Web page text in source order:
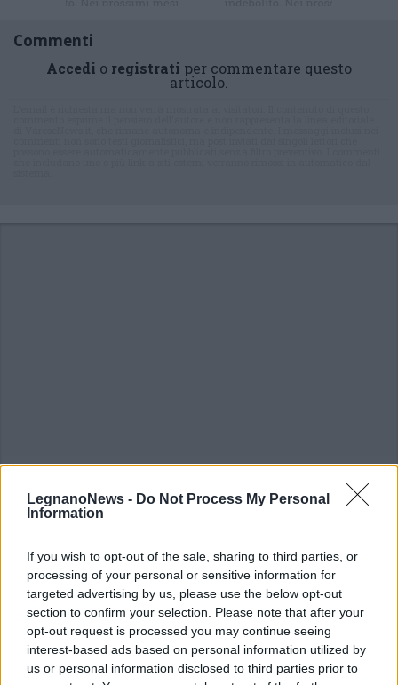
LegnanoNews - Do Not Process My Personal
Information
If you wish to opt-out of the sale, sharing to third parties, or
processing of your personal or sensitive information for
targeted advertising by us, please use the below opt-out
section to confirm your selection. Please note that after your
opt-out request is processed you may continue seeing
interest-based ads based on personal information utilized by
us or personal information disclosed to third parties prior to
Commenti
Accedi o registrati per commentare questo
articolo.
ALTRE NOTIZIE DI RHO